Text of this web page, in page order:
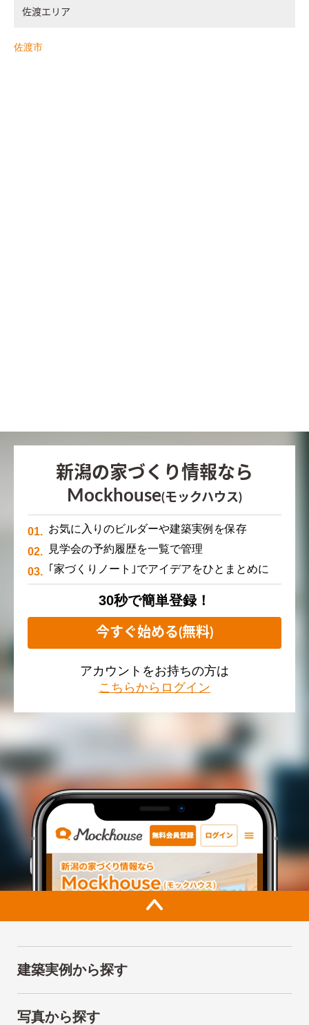
佐渡エリア
佐渡市
新潟の家づくり情報なら
Mockhouse(モックハウス)
お気に入りのビルダーや建築実例を保存
見学会の予約履歴を一覧で管理
｢家づくりノート｣でアイデアをひとまとめに
30秒で簡単登録！
今すぐ始める(無料)
アカウントをお持ちの方は
こちらからログイン
建築実例から探す
写真から探す